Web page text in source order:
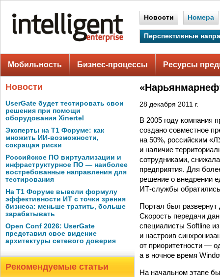
Новости Номера
Перспективные
Мобильность Бизнес-процессы Ресурсы
Новости
UserGate будет тестировать свои
решения при помощи
оборудования Xinertel
Эксперты на Т1 Форуме: как
множить ИИ-возможности,
сокращая риски
Российское ПО виртуализации и
инфраструктурное ПО — наиболее
востребованные направления для
тестирования
На Т1 Форуме вывели формулу
эффективности ИТ с точки зрения
бизнеса: меньше тратить, больше
зарабатывать
Open Conf 2026: UserGate
представил свое видение
архитектуры сетевого доверия
Рекомендуемые статьи
28 декабря 2011 г.
В 2005 году компания
создано совместное
на 50%, российским
и наличие
сотрудниками,
предприятия. Для
решение о внедрении
ИТ-службы
Портал был
Скорость передачи
специалисты Softline
и настроив
от приоритетности —
а в ночное время
На начальном этапе